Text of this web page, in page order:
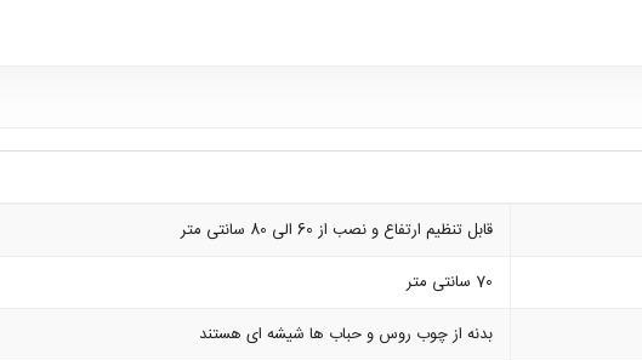
قابل تنظیم ارتفاع و نصب از 60 الی 80 سانتی متر
70 سانتی متر
بدنه از چوب روس و حباب ها شیشه ای هستند